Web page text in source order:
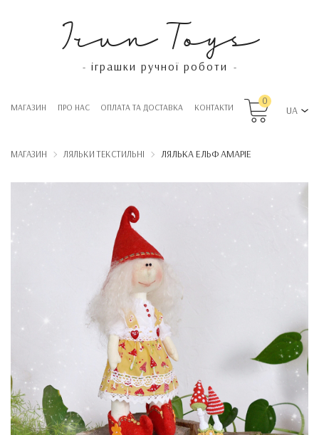
Irun Toys
- іграшки ручної роботи -
МАГАЗИН ПРО НАС OПЛАТА ТА ДОСТАВКА КОНТАКТИ
0
UA
МАГАЗИН ЛЯЛЬКИ ТЕКСТИЛЬНІ ЛЯЛЬКА ЕЛЬФ АМАРІЕ